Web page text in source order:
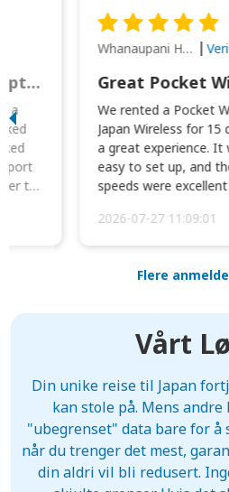
This was wonderful option to a family of four. Everything worked smoothly.
a
to
Whanaupani Henry Joseph Macown
We rented a Pocket
Japan Wireless for 15
a great experience. It
easy to set up, and
speeds were
2026-07-27 11:09:01
Flere
Vårt
Din unike reise til Japan
kan stole på. Mens
"ubegrenset" data bare for å
når du trenger det mest,
din aldri vil bli redusert.